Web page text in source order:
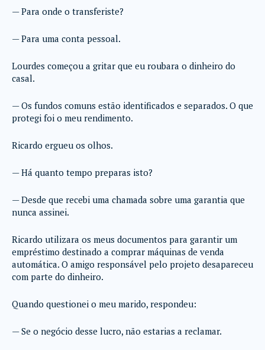
— Para onde o transferiste?
— Para uma conta pessoal.
Lourdes começou a gritar que eu roubara o dinheiro do
casal.
— Os fundos comuns estão identificados e separados. O que
protegi foi o meu rendimento.
Ricardo ergueu os olhos.
— Há quanto tempo preparas isto?
— Desde que recebi uma chamada sobre uma garantia que
nunca assinei.
Ricardo utilizara os meus documentos para garantir um
empréstimo destinado a comprar máquinas de venda
automática. O amigo responsável pelo projeto desapareceu
com parte do dinheiro.
Quando questionei o meu marido, respondeu:
— Se o negócio desse lucro, não estarias a reclamar.